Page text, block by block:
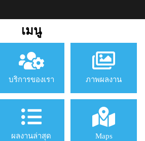
เมนู
บริการของเรา ภาพผลงาน
ผลงานล่าสุด Maps